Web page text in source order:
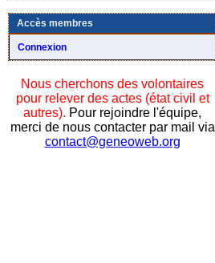
Accès membres
Connexion
Nous cherchons des volontaires
pour relever des actes (état civil et
autres). Pour rejoindre l'équipe,
merci de nous contacter par mail via
contact@geneoweb.org